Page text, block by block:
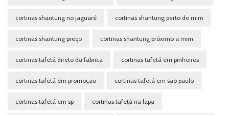
cortinas shantung no jaguaré cortinas shantung perto de mim
cortinas shantung preço cortinas shantung próximo a mim
cortinas tafetá direto da fabrica cortinas tafetá em pinheiros
cortinas tafetá em promoção cortinas tafetá em são paulo
cortinas tafetá em sp cortinas tafetá na lapa